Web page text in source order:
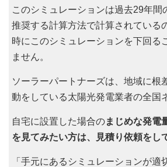
このシミュレーションは過去29年間
推奨する計算方法で計算されている
時にこのシミュレーションを下回る
ません。
ソーラーパートナーズは、地域に根
動をしている太陽光発電業者の全国
自宅に設置した場合のまじめな発電
を見てみたい方は、見積り依頼をし
「手元にあるシミュレーションが適